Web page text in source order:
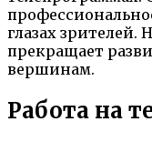
глазах зрителей.
прекращает
вершинам.
Работа на